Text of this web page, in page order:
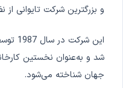
و بزرگترین شرکت تایوانی از
این شرکت در سال 1987 توسط
شد و به‌عنوان نخستین
جهان شناخته می‌شود.